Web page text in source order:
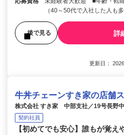
（40～50代で入社した人
後で見る 詳
更新日：
牛丼チェーンすき家の店舗
株式会社 すき家 中部支社／19号長野
契約社員
【初めてでも安心】誰もが覚え